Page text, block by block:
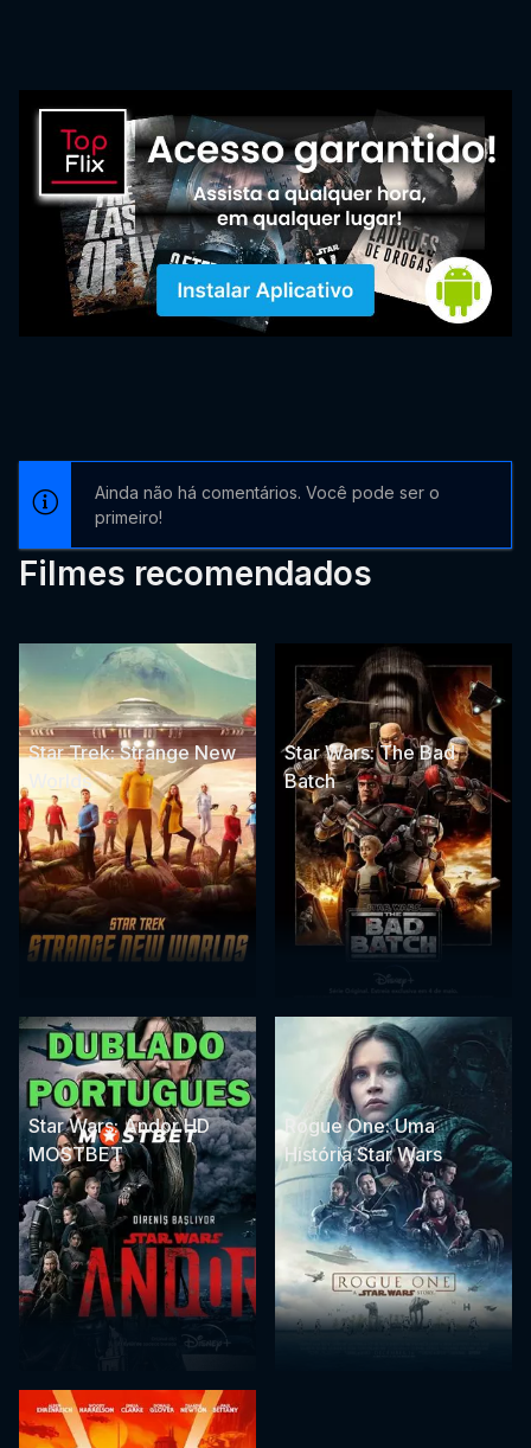
Ainda não há comentários. Você pode ser o
primeiro!
Filmes recomendados
Star Trek: Strange New
Worlds
Star Wars: The Bad
Batch
Star Wars: Andor HD
MOSTBET
Rogue One: Uma
História Star Wars